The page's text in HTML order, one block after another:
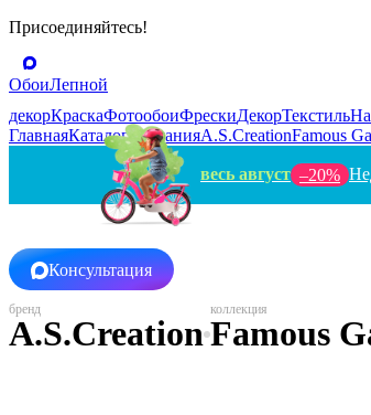
Присоединяйтесь!
ОбоиЛепной
декорКраскаФотообоиФрескиДекорТекстиль
ГлавнаяКаталогГерманияA.S.CreationFamous
весь август –20%
Консультация
A.S.CreationFamous